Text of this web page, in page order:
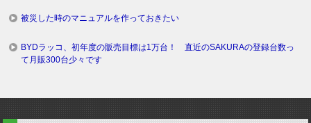
被災した時のマニュアルを作っておきたい
BYDラッコ、初年度の販売目標は1万台！ 直近のSAKURAの登録台数っ
て月販300台少々です